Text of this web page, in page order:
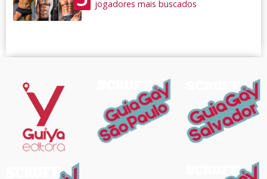
jogadores mais buscados